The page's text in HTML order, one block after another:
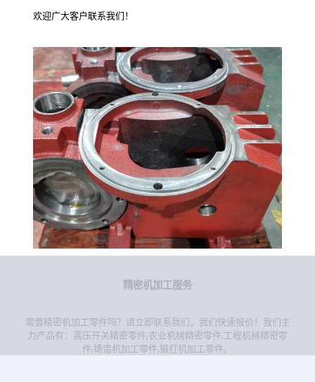
欢迎广大客户联系我们！
精密机加工服务
需要精密机加工零件吗？请立即联系我们，我们快速报价！我们主
力产品有： 高压开关精密零件,农业机械精密零件,工程机械精密零
件,铸造机加工零件,锻打机加工零件。